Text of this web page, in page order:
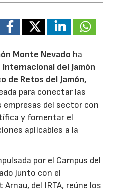
Monte Nevado ha
del Jamón
de Retos del Jamón,
para conectar las
empresas del sector con
y fomentar el
aplicables a la
por el Campus del
junto con el
del IRTA, reúne los